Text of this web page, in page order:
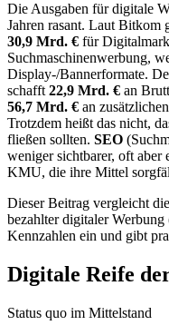
Die Ausgaben für digitale
Jahren rasant. Laut Bitkom
30,9 Mrd. € für
Suchmaschinenwerbung,
Display-/Bannerformate.
schafft 22,9 Mrd. € an
56,7 Mrd. € an
Trotzdem heißt das nicht,
fließen sollten. SEO
weniger sichtbarer, oft aber
KMU, die ihre Mittel
Dieser Beitrag vergleicht
bezahlter digitaler
Kennzahlen ein und gibt
Digitale Reife
Status quo im Mittelstand